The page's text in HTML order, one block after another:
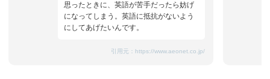
思ったときに、英語が苦手だったら妨げ
になってしまう。英語に抵抗がないよう
にしてあげたいんです。
引用元： https://www.aeonet.co.jp/